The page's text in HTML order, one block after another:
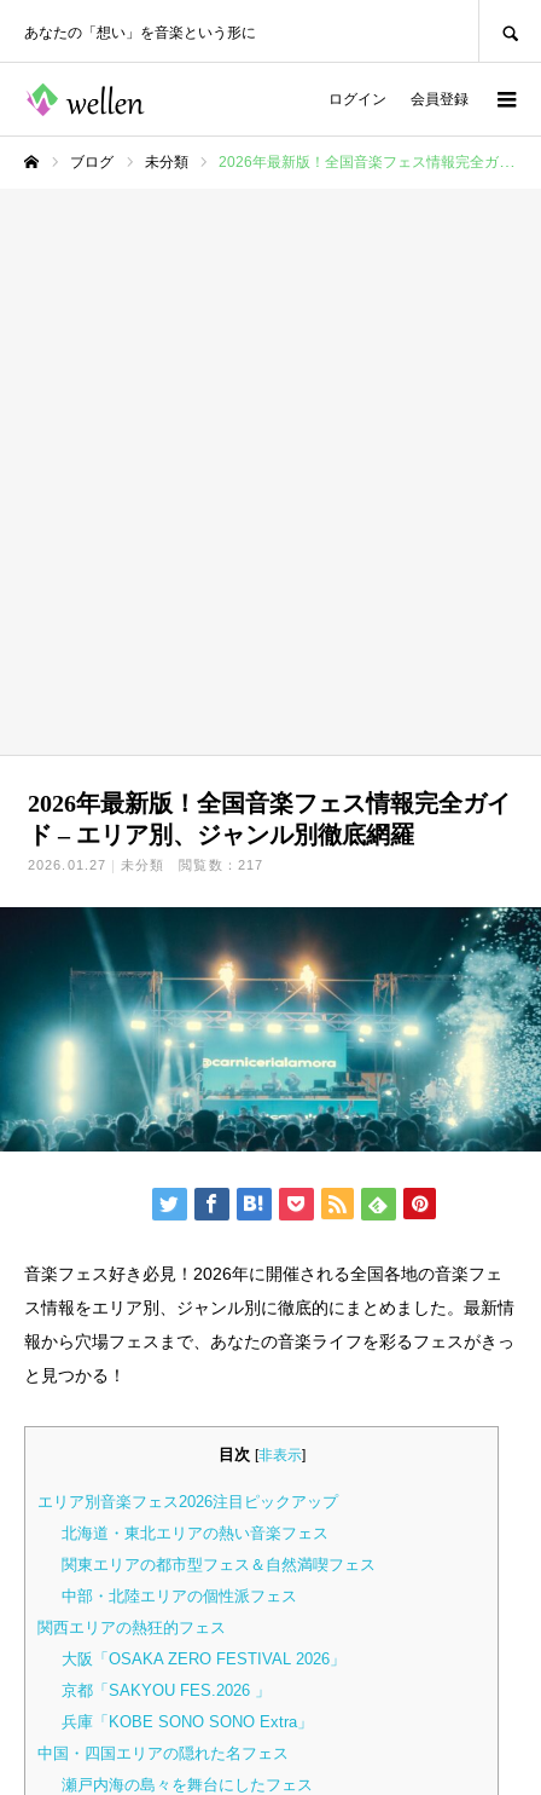
あなたの「想い」を音楽という形に
ログイン 会員登録
ブログ 未分類 2026年最新版！全国音楽フェス情報完全ガイド – エリア別、ジャンル別徹底網羅
2026年最新版！全国音楽フェス情報完全ガイ
ド – エリア別、ジャンル別徹底網羅
2026.01.27 未分類 閲覧数：217
音楽フェス好き必見！2026年に開催される全国各地の音楽フェ
ス情報をエリア別、ジャンル別に徹底的にまとめました。最新情
報から穴場フェスまで、あなたの音楽ライフを彩るフェスがきっ
と見つかる！
目次 [非表示]
エリア別音楽フェス2026注目ピックアップ
北海道・東北エリアの熱い音楽フェス
関東エリアの都市型フェス＆自然満喫フェス
中部・北陸エリアの個性派フェス
関西エリアの熱狂的フェス
大阪「OSAKA ZERO FESTIVAL 2026」
京都「SAKYOU FES.2026 」
兵庫「KOBE SONO SONO Extra」
中国・四国エリアの隠れた名フェス
瀬戸内海の島々を舞台にしたフェス